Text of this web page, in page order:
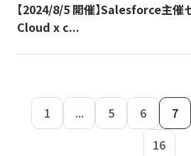
【2024/8/5 開催】Salesforce主
Cloud x c...
1 ... 5 6 7
16